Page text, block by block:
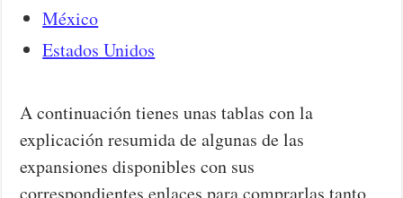
México
Estados Unidos
A continuación tienes unas tablas con la
explicación resumida de algunas de las
expansiones disponibles con sus
correspondientes enlaces para comprarlas tanto